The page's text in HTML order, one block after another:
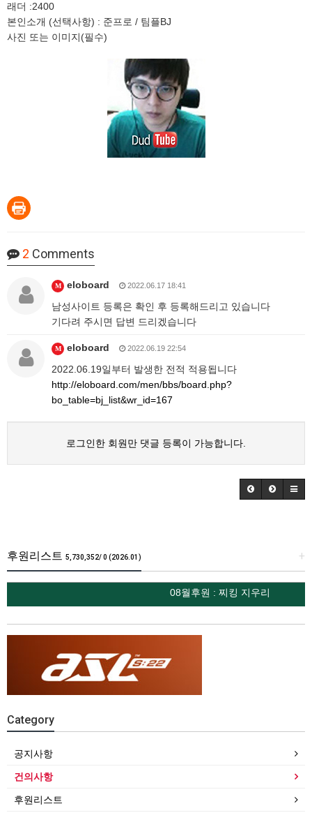
래더 :2400
본인소개 (선택사항) : 준프로 / 팀플BJ
사진 또는 이미지(필수)
2 Comments
M eloboard 2022.06.17 18:41
남성사이트 등록은 확인 후 등록해드리고 있습니다
기다려 주시면 답변 드리겠습니다
M eloboard 2022.06.19 22:54
2022.06.19일부터 발생한 전적 적용됩니다
http://eloboard.com/men/bbs/board.php?
bo_table=bj_list&wr_id=167
로그인한 회원만 댓글 등록이 가능합니다.
+
후원리스트 5,730,352/ 0 (2026.01)
08월후원 : 찌킹 지우리
Category
공지사항
건의사항
후원리스트